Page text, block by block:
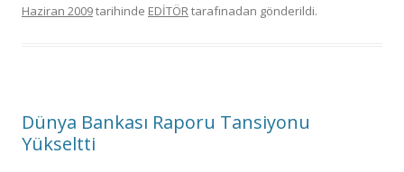
Haziran 2009tarihinde EDİTÖRtarafınadan gönderildi.
Dünya Bankası Raporu Tansiyonu
Yükseltti